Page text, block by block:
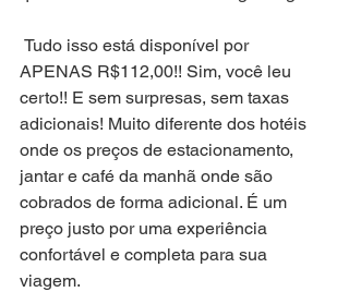
APENAS R$112,00!! Sim, você leu
certo!! E sem surpresas, sem taxas
adicionais! Muito diferente dos hotéis
onde os preços de estacionamento,
jantar e café da manhã onde são
cobrados de forma adicional. É um
preço justo por uma experiência
confortável e completa para sua
viagem.